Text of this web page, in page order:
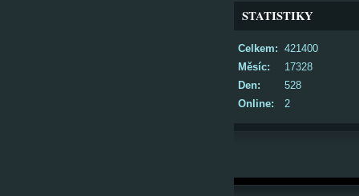
STATISTIKY
Online: 2
Celkem: 421400
Měsíc:
17328
Den:
528